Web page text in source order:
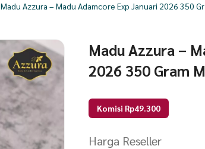
Madu Azzura – Madu Adamcore Exp Januari 2026 350
Madu Azzura –
2026 350 Gram
Komisi Rp49.300
Harga Reseller